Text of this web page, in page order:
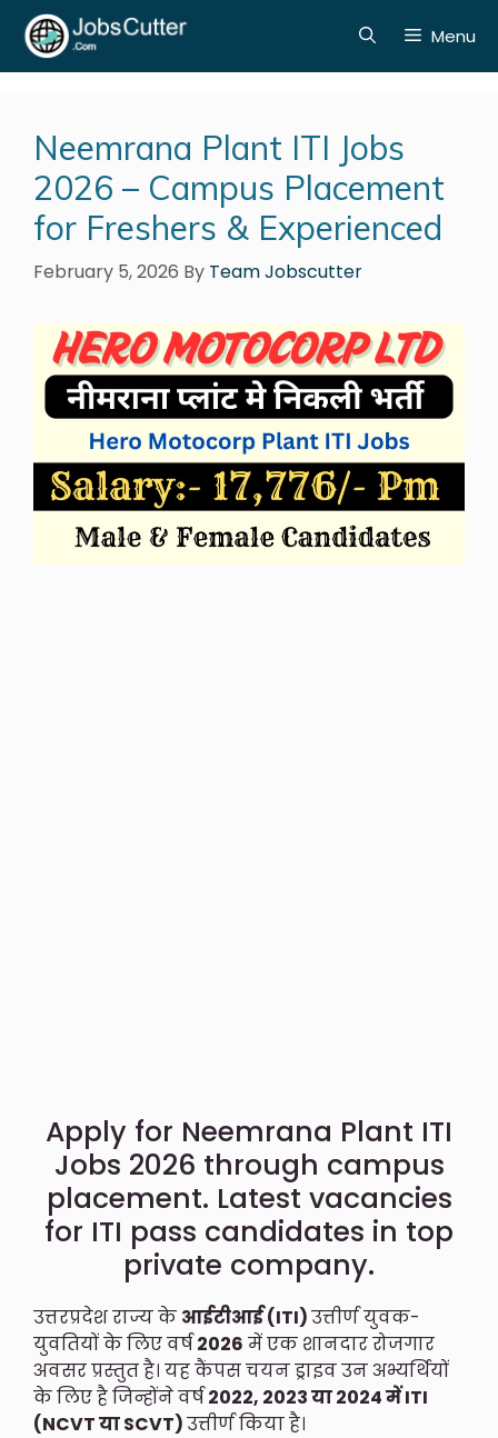
Menu
Neemrana Plant ITI Jobs
2026 – Campus Placement
for Freshers & Experienced
February 5, 2026 By Team Jobscutter
Apply for Neemrana Plant ITI
Jobs 2026 through campus
placement. Latest vacancies
for ITI pass candidates in top
private company.
उत्तरप्रदेश राज्य के आईटीआई (ITI)उत्तीर्ण युवक-
युवतियों के लिए वर्ष2026 में एक शानदार रोजगार
अवसर प्रस्तुत है। यह कैंपस चयन ड्राइव उन अभ्यर्थियों
के लिए है जिन्होंने वर्ष2022, 2023 या 2024 में ITI
(NCVT या SCVT)उत्तीर्ण किया है।